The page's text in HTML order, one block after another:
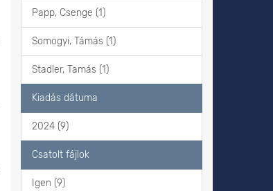
Papp, Csenge (1)
Somogyi, Támás (1)
Stadler, Tamás (1)
Kiadás dátuma
2024 (9)
Csatolt fájlok
Igen (9)